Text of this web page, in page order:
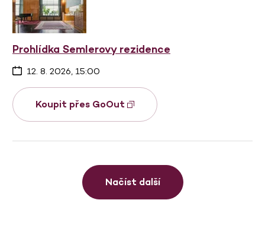
Prohlídka Semlerovy rezidence
12. 8. 2026, 15:00
Koupit přes GoOut
Načíst další